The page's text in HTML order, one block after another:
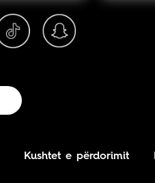
Kushtet e përdorimit